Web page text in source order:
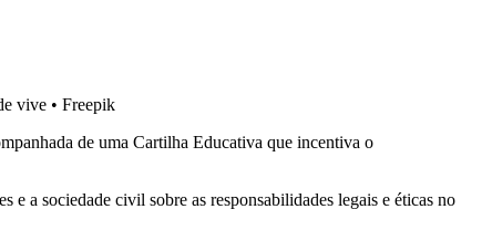
vive • Freepik
de uma Cartilha Educativa que incentiva o
e a sociedade civil sobre as responsabilidades legais e éticas no